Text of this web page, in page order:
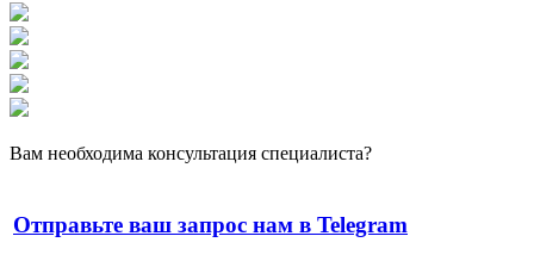
Вам необходима консультация специалиста?
Отправьте ваш запрос нам в Telegram